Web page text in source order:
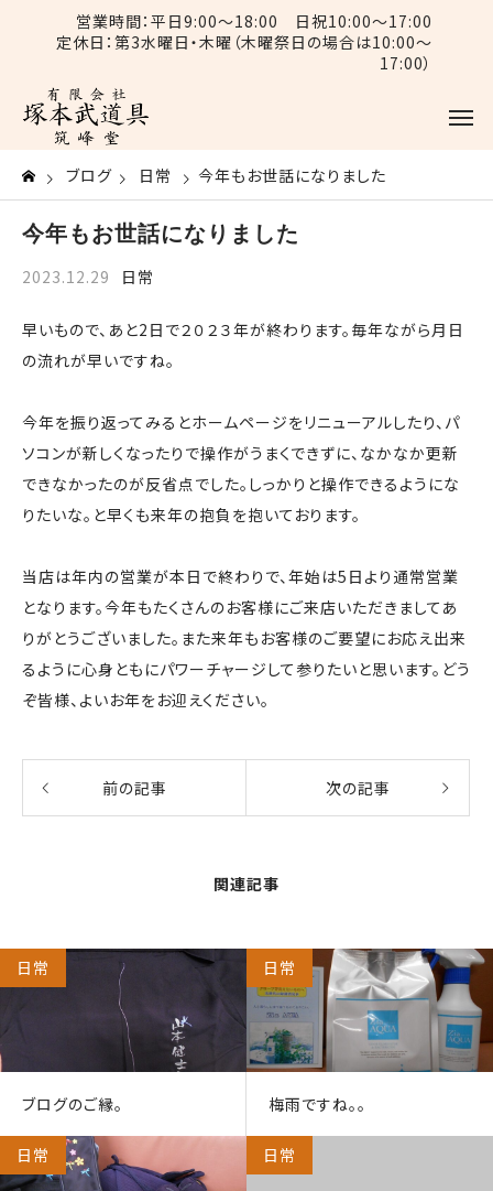
営業時間：平日9:00〜18:00 日祝10:00〜17:00
定休日：第3水曜日・木曜（木曜祭日の場合は10:00〜
17:00）
ブログ 日常 今年もお世話になりました
今年もお世話になりました
2023.12.29 日常
早いもので、あと2日で２０２３年が終わります。毎年ながら月日
の流れが早いですね。
今年を振り返ってみるとホームページをリニューアルしたり、パ
ソコンが新しくなったりで操作がうまくできずに、なかなか更新
できなかったのが反省点でした。しっかりと操作できるようにな
りたいな。と早くも来年の抱負を抱いております。
当店は年内の営業が本日で終わりで、年始は5日より通常営業
となります。今年もたくさんのお客様にご来店いただきましてあ
りがとうございました。また来年もお客様のご要望にお応え出来
るように心身ともにパワーチャージして参りたいと思います。どう
ぞ皆様、よいお年をお迎えください。
前の記事 次の記事
関連記事
日常
ブログのご縁。
日常
梅雨ですね。。
日常 日常